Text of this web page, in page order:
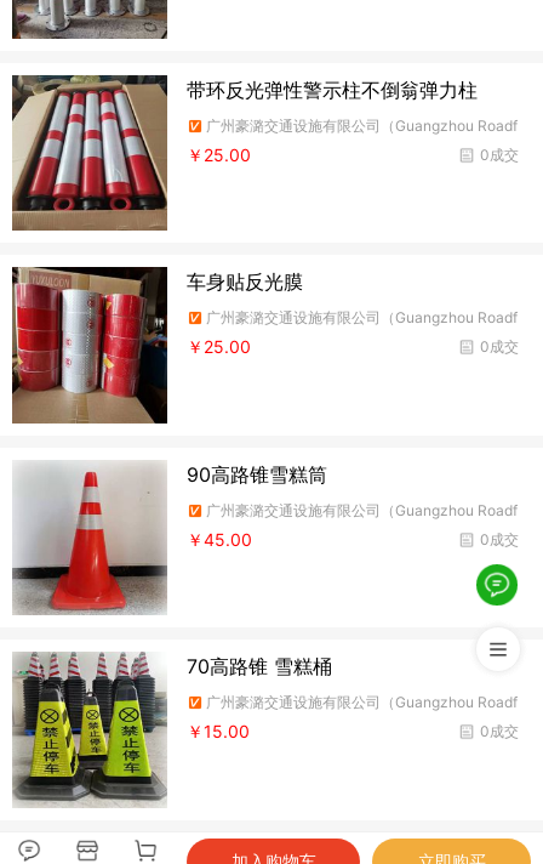
带环反光弹性警示柱不倒翁弹力柱
广州豪潞交通设施有限公司（Guangzhou Roadf
ire Traffic Facilities Co.,Ltd）
0成交
￥25.00
车身贴反光膜
广州豪潞交通设施有限公司（Guangzhou Roadf
ire Traffic Facilities Co.,Ltd）
0成交
￥25.00
90高路锥雪糕筒
广州豪潞交通设施有限公司（Guangzhou Roadf
ire Traffic Facilities Co.,Ltd）
0成交
￥45.00
70高路锥 雪糕桶
广州豪潞交通设施有限公司（Guangzhou Roadf
ire Traffic Facilities Co.,Ltd）
0成交
￥15.00